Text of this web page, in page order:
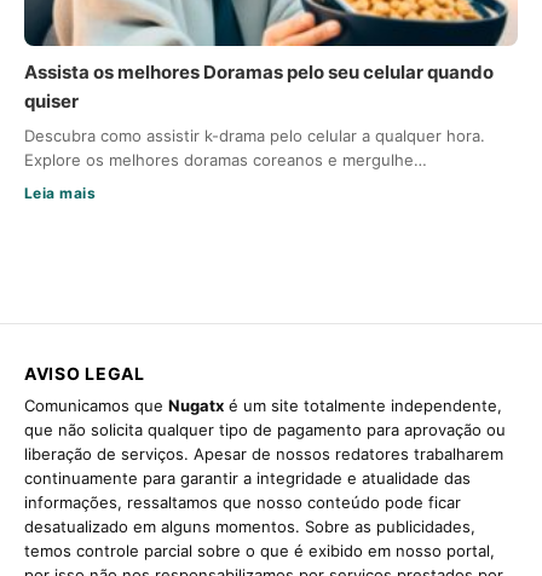
Assista os melhores Doramas pelo seu celular quando
quiser
Descubra como assistir k-drama pelo celular a qualquer hora.
Explore os melhores doramas coreanos e mergulhe…
Leia mais
AVISO LEGAL
Comunicamos que Nugatx é um site totalmente independente,
que não solicita qualquer tipo de pagamento para aprovação ou
liberação de serviços. Apesar de nossos redatores trabalharem
continuamente para garantir a integridade e atualidade das
informações, ressaltamos que nosso conteúdo pode ficar
desatualizado em alguns momentos. Sobre as publicidades,
temos controle parcial sobre o que é exibido em nosso portal,